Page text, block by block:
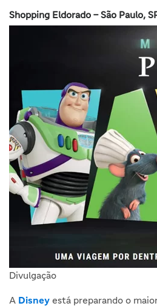
Shopping Eldorado – São Paulo,
Divulgação
A Disney está preparando o